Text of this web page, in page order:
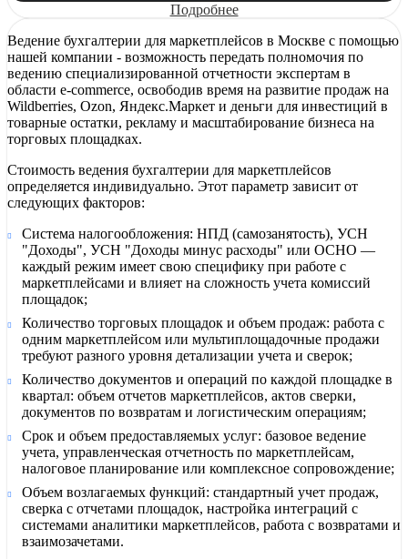
Подробнее
Ведение бухгалтерии для маркетплейсов в Москве с помощью
нашей компании - возможность передать полномочия по
ведению специализированной отчетности экспертам в
области e-commerce, освободив время на развитие продаж на
Wildberries, Ozon, Яндекс.Маркет и деньги для инвестиций в
товарные остатки, рекламу и масштабирование бизнеса на
торговых площадках.
Стоимость ведения бухгалтерии для маркетплейсов
определяется индивидуально. Этот параметр зависит от
следующих факторов:
Система налогообложения: НПД (самозанятость), УСН
"Доходы", УСН "Доходы минус расходы" или ОСНО —
каждый режим имеет свою специфику при работе с
маркетплейсами и влияет на сложность учета комиссий
площадок;
Количество торговых площадок и объем продаж: работа с
одним маркетплейсом или мультиплощадочные продажи
требуют разного уровня детализации учета и сверок;
Количество документов и операций по каждой площадке в
квартал: объем отчетов маркетплейсов, актов сверки,
документов по возвратам и логистическим операциям;
Срок и объем предоставляемых услуг: базовое ведение
учета, управленческая отчетность по маркетплейсам,
налоговое планирование или комплексное сопровождение;
Объем возлагаемых функций: стандартный учет продаж,
сверка с отчетами площадок, настройка интеграций с
системами аналитики маркетплейсов, работа с возвратами и
взаимозачетами.